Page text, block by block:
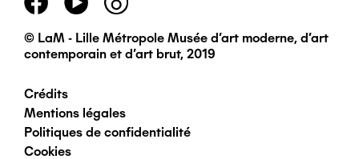
principal
© LaM - Lille Métropole Musée d'art moderne, d'art
contemporain et d'art brut, 2019
Pied
de
Crédits
Mentions légales
Politiques de confidentialité
Cookies